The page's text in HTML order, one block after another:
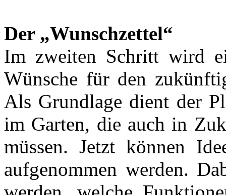
Der „Wunschzettel“
Im zweiten Schritt wird
Wünsche für den
Als Grundlage dient der
im Garten, die auch in
müssen. Jetzt können
aufgenommen werden.